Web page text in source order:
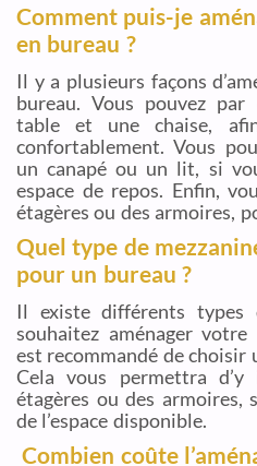
Comment puis-je
en bureau ?
Il y a plusieurs façons
bureau. Vous pouvez
table et une chaise,
confortablement. Vous
un canapé ou un lit, si
espace de repos. Enfin,
étagères ou des armoires,
Quel type de
pour un bureau ?
Il existe différents types
souhaitez aménager
est recommandé de choisir
Cela vous permettra
étagères ou des armoires,
de l’espace disponible.
Combien coûte